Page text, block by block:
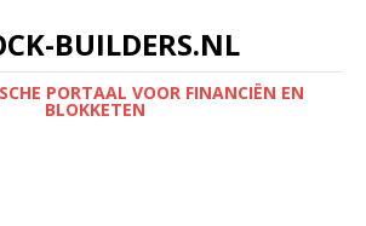
BUILDERS.NL
PORTAAL VOOR FINANCIËN EN
BLOKKETEN